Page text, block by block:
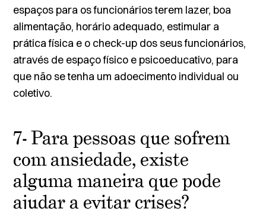
espaços para os funcionários terem lazer, boa
alimentação, horário adequado, estimular a
prática física e o check-up dos seus funcionários,
através de espaço físico e psicoeducativo, para
que não se tenha um adoecimento individual ou
coletivo.
7- Para pessoas que sofrem
com ansiedade, existe
alguma maneira que pode
ajudar a evitar crises?